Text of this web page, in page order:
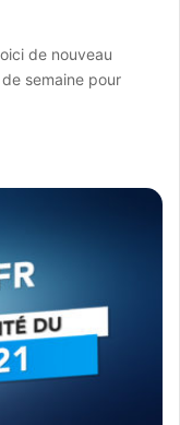
de nouveau
semaine pour